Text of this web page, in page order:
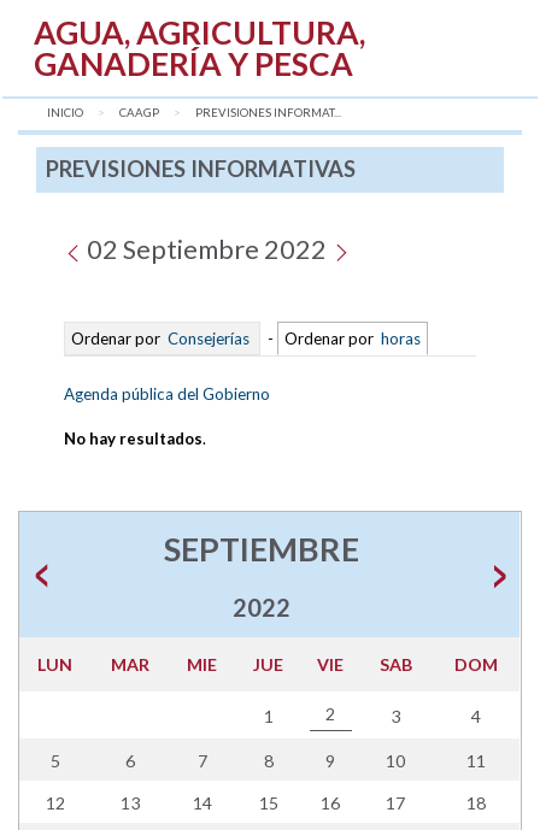
AGUA, AGRICULTURA,
GANADERÍA Y PESCA
INICIO CAAGP AQUÍ:
PREVISIONES INFORMAT...
PREVISIONES INFORMATIVAS
02 Septiembre 2022
Ordenar por Consejerías - Ordenar por horas
Agenda pública del Gobierno
No hay resultados.
SEPTIEMBRE
2022
LUN MAR MIE JUE VIE SAB DOM
1 2 3 4
5 6 7 8 9 10 11
12 13 14 15 16 17 18